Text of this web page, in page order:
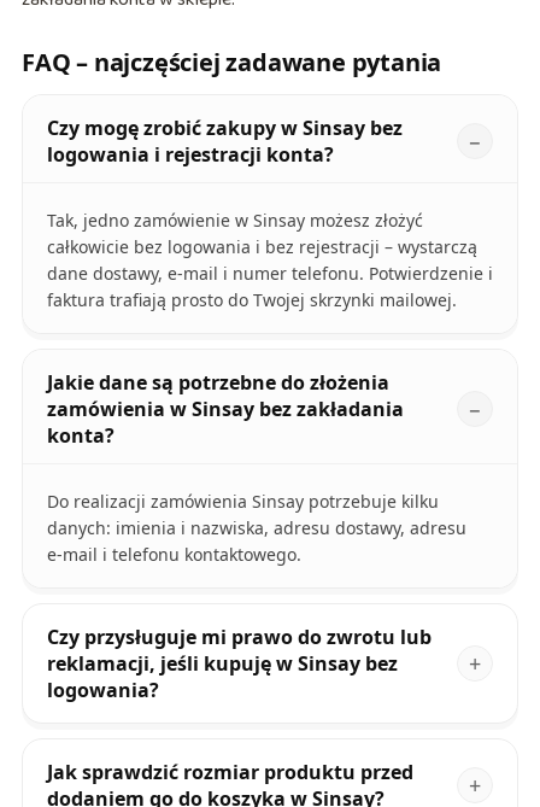
FAQ – najczęściej zadawane pytania
Czy mogę zrobić zakupy w Sinsay bez
logowania i rejestracji konta?
Tak, jedno zamówienie w Sinsay możesz złożyć
całkowicie bez logowania i bez rejestracji – wystarczą
dane dostawy, e‑mail i numer telefonu. Potwierdzenie i
faktura trafiają prosto do Twojej skrzynki mailowej.
Jakie dane są potrzebne do złożenia
zamówienia w Sinsay bez zakładania
konta?
Do realizacji zamówienia Sinsay potrzebuje kilku
danych: imienia i nazwiska, adresu dostawy, adresu
e‑mail i telefonu kontaktowego.
Czy przysługuje mi prawo do zwrotu lub
reklamacji, jeśli kupuję w Sinsay bez
logowania?
Jak sprawdzić rozmiar produktu przed
dodaniem go do koszyka w Sinsay?